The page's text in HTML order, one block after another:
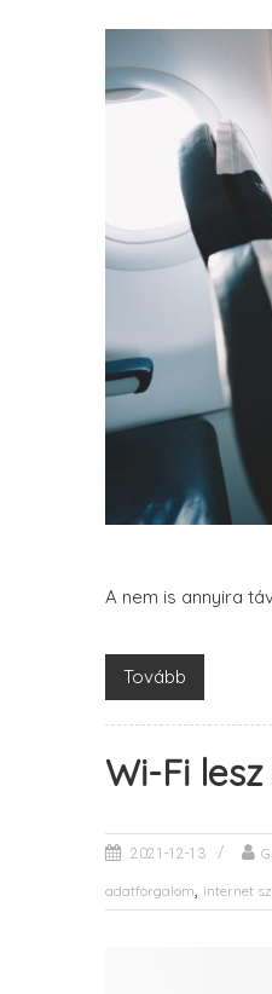
A nem is annyira
Tovább
Wi-Fi
2021-12-13
adatforgalom internet